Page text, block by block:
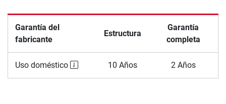
Garantía del
fabricante
Estructura
Garantía
completa
Uso doméstico 10 Años 2 Años